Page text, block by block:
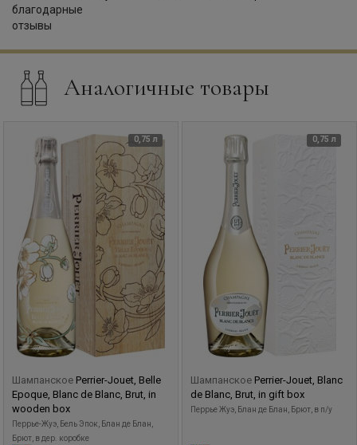
Аналогичные товары
0,75 л
Шампанское Perrier-Jouet, Belle
Epoque, Blanc de Blanc, Brut, in
wooden box
Перрье-Жуэ, Бель Эпок, Блан де Блан,
Брют, в дер. коробке
0,75 л
Шампанское Perrier-Jouet, Blanc
de Blanc, Brut, in gift box
Перрье Жуэ, Блан де Блан, Брют, в п/у